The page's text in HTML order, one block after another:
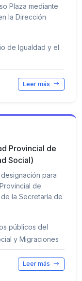
Plaza mediante
la Dirección
de Igualdad y el
Leer más
Provincial de
Social)
para
de
la Secretaría de
públicos del
y Migraciones
Leer más